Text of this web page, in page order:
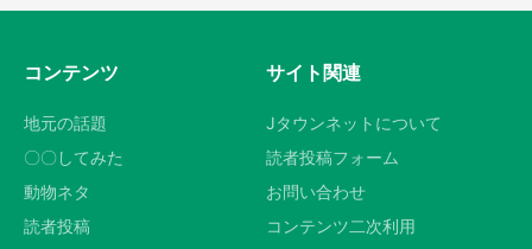
コンテンツ
地元の話題
〇〇してみた
動物ネタ
読者投稿
サイト関連
Jタウンネットについて
読者投稿フォーム
お問い合わせ
コンテンツ二次利用